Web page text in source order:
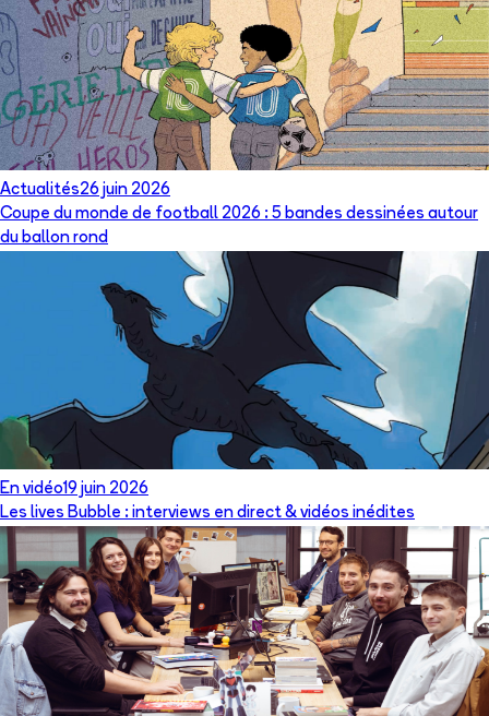
Actualités26 juin 2026
Coupe du monde de football 2026 : 5 bandes dessinées autour
du ballon rond
En vidéo19 juin 2026
Les lives Bubble : interviews en direct & vidéos inédites